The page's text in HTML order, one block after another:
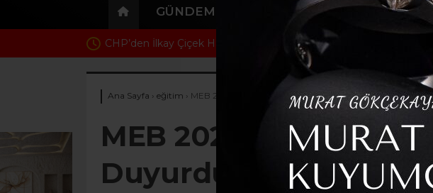
GÜNDEM EKONOMI POLITIKA
KONYA–İZMİR GÖNÜL KÖPRÜSÜ’NDE ÖDÜLLER
Ana Sayfa › eğitim › MEB 2026-2027 Eğitim Takvimini Duyurdu: Yeni Dönemin
MEB 2026-2027 Eğitim
Duyurdu: Yeni